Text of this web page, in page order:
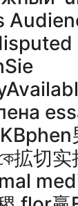
拡切实